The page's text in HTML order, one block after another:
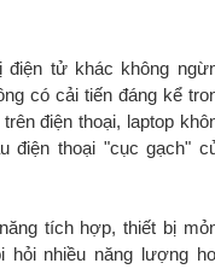
điện tử khác không
có cải tiến đáng kể
điện thoại, laptop
điện thoại "cục gạch"
tích hợp, thiết bị
hỏi nhiều năng lượng